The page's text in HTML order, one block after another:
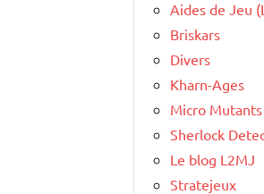
Aides de Jeu
Briskars
Divers
Kharn-Ages
Micro Mutants
Sherlock
Le blog L2MJ
Stratejeux